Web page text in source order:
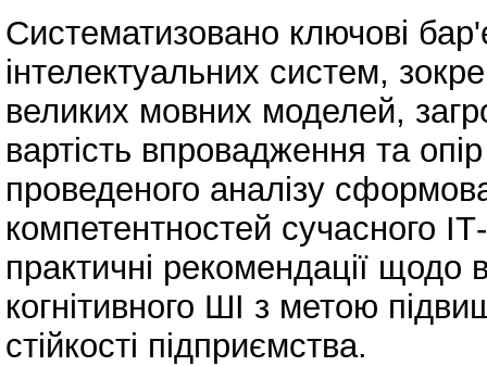
Систематизовано ключові
інтелектуальних систем,
великих мовних моделей,
вартість впровадження та
проведеного аналізу
компетентностей сучасного
практичні рекомендації щодо
когнітивного ШІ з метою
стійкості підприємства.